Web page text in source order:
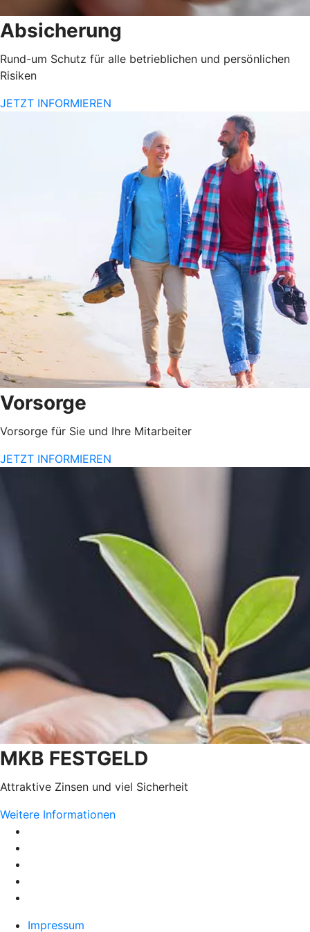
Absicherung
Rund-um Schutz für alle betrieblichen und persönlichen
Risiken
JETZT INFORMIEREN
Vorsorge
Vorsorge für Sie und Ihre Mitarbeiter
JETZT INFORMIEREN
MKB FESTGELD
Attraktive Zinsen und viel Sicherheit
Weitere Informationen
Impressum